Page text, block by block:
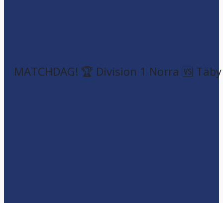
MATCHDAG! 🏆 Division 1 Norra 🆚